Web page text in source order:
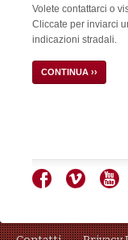
Volete contattarci o
Cliccate per inviarci
indicazioni stradali.
CONTINUA ››